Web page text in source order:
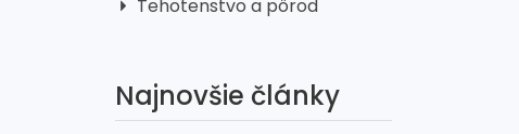
Tehotenstvo a pôrod
Najnovšie články